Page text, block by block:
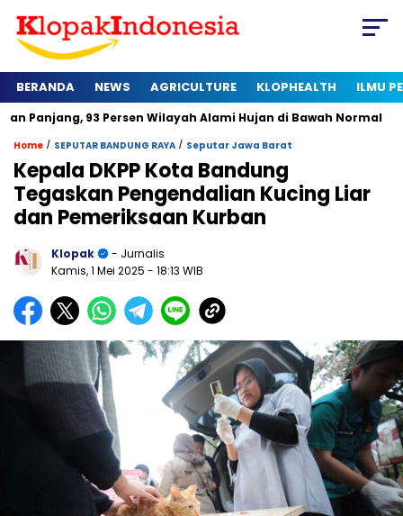
BERANDA NEWS AGRICULTURE KLOPHEALTH ILMU
93 Persen Wilayah Alami Hujan di Bawah Normal Kapan
Home / SEPUTAR BANDUNG RAYA / Seputar Jawa Barat
Kepala DKPP Kota Bandung
Tegaskan Pengendalian Kucing Liar
dan Pemeriksaan Kurban
Klopak
- Jurnalis
Kamis, 1 Mei 2025 - 18:13 WIB